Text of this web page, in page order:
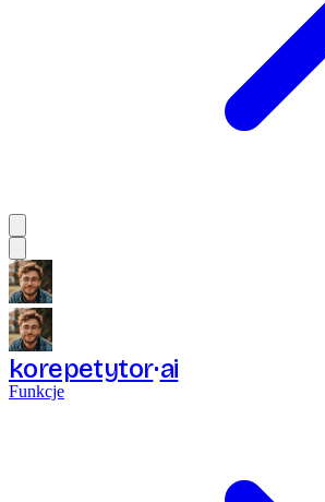
korepetytor ai
Funkcje